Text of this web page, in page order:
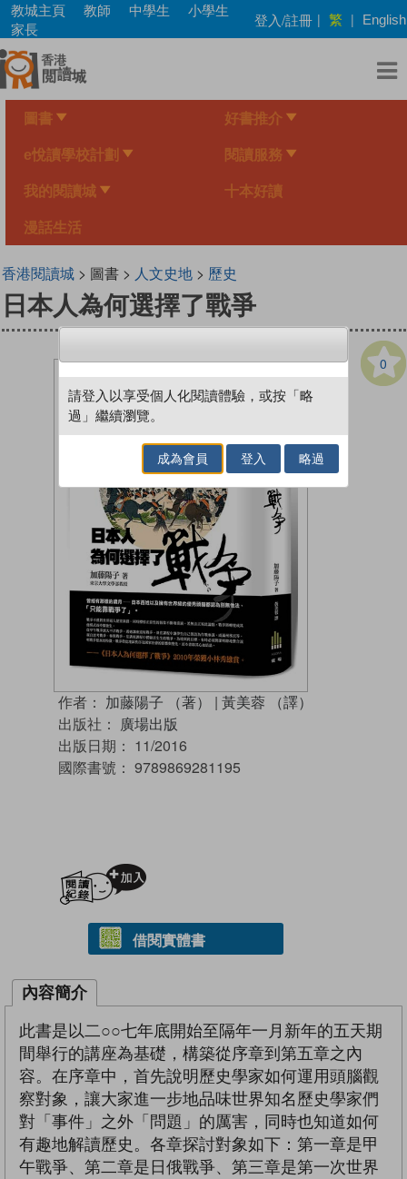
Skip
main
content
教城主頁 教師 中學生
小學生
家長
登入/註冊 | 繁 | English
圖書 好書推介
e悅讀學校計劃 閱讀服務
我的閱讀城 十本好讀
漫話生活
香港閱讀城> 圖書 > 人文史地> 歷史
日本人為何選擇了戰爭
0
作者： 加藤陽子 （著） | 黃美蓉 （譯）
出版社： 廣場出版
出版日期： 11/2016
國際書號： 9789869281195
借閱實體書
內容簡介
此書是以二○○七年底開始至隔年一月新年的五天期
間舉行的講座為基礎，構築從序章到第五章之內
容。在序章中，首先說明歷史學家如何運用頭腦觀
察對象，讓大家進一步地品味世界知名歷史學家們
對「事件」之外「問題」的厲害，同時也知道如何
有趣地解讀歷史。各章探討對象如下：第一章是甲
午戰爭、第二章是日俄戰爭、第三章是第一次世界
請登入以享受個人化閱讀體驗，或按「略
過」繼續瀏覽。
成為會員 登入 略過